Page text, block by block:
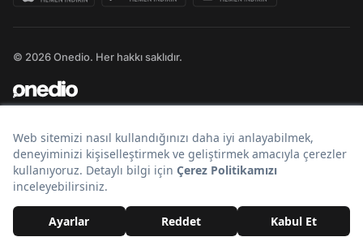
© 2026 Onedio. Her hakkı saklıdır.
Bir markasıdır.